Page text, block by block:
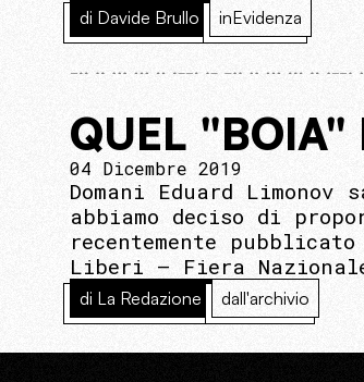
di Davide Brullo inEvidenza
QUEL "BOIA"
04 Dicembre 2019
Domani Eduard
abbiamo deciso di
recentemente
Liberi – Fiera
di La Redazione dall'archivio